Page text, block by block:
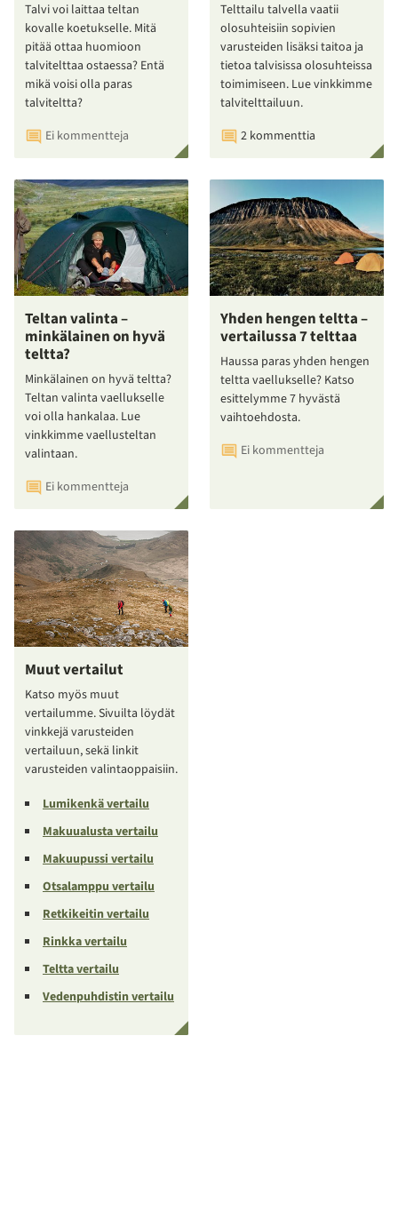
Talvi voi laittaa teltan
kovalle koetukselle. Mitä
pitää ottaa huomioon
talvitelttaa ostaessa? Entä
mikä voisi olla paras
talviteltta?
Ei kommentteja
Telttailu talvella vaatii
olosuhteisiin sopivien
varusteiden lisäksi taitoa ja
tietoa talvisissa olosuhteissa
toimimiseen. Lue vinkkimme
talvitelttailuun.
2 kommenttia
Teltan valinta –
minkälainen on hyvä
teltta?
Minkälainen on hyvä teltta?
Teltan valinta vaellukselle
voi olla hankalaa. Lue
vinkkimme vaellusteltan
valintaan.
Ei kommentteja
Yhden hengen teltta –
vertailussa 7 telttaa
Haussa paras yhden hengen
teltta vaellukselle? Katso
esittelymme 7 hyvästä
vaihtoehdosta.
Ei kommentteja
Muut vertailut
Katso myös muut
vertailumme. Sivuilta löydät
vinkkejä varusteiden
vertailuun, sekä linkit
varusteiden valintaoppaisiin.
Lumikenkä vertailu
Makuualusta vertailu
Makuupussi vertailu
Otsalamppu vertailu
Retkikeitin vertailu
Rinkka vertailu
Teltta vertailu
Vedenpuhdistin vertailu